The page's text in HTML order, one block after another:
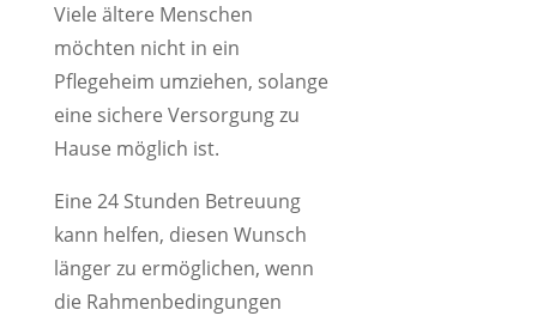
Viele ältere Menschen
möchten nicht in ein
Pflegeheim umziehen, solange
eine sichere Versorgung zu
Hause möglich ist.
Eine 24 Stunden Betreuung
kann helfen, diesen Wunsch
länger zu ermöglichen, wenn
die Rahmenbedingungen